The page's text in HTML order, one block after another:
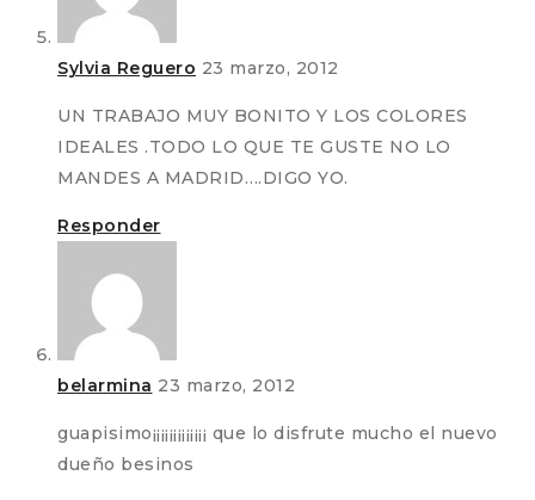
Sylvia Reguero 23 marzo, 2012
UN TRABAJO MUY BONITO Y LOS COLORES
IDEALES .TODO LO QUE TE GUSTE NO LO
MANDES A MADRID….DIGO YO.
Responder
belarmina 23 marzo, 2012
guapisimo¡¡¡¡¡¡¡¡¡¡¡¡¡ que lo disfrute mucho el nuevo
dueño besinos